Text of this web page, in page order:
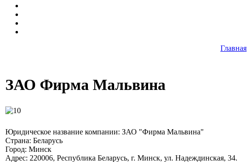
Главная
ЗАО Фирма Мальвина
Юридическое название компании: ЗАО "Фирма Мальвина"
Страна: Беларусь
Город: Минск
Адрес: 220006, Республика Беларусь, г. Минск, ул. Надеждинская, 34.